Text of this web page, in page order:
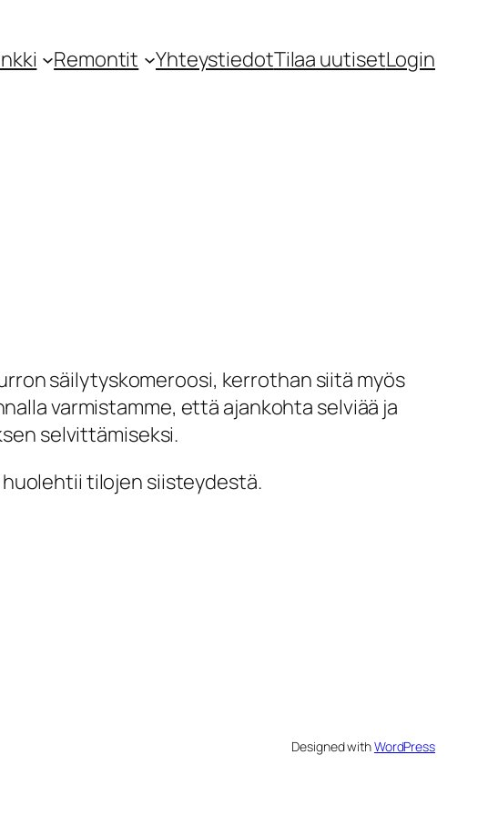
Remontit YhteystiedotTilaa uutisetLogin
säilytyskomeroosi, kerrothan siitä myös
varmistamme, että ajankohta selviää ja
selvittämiseksi.
huolehtii tilojen siisteydestä.
Designed withWordPress